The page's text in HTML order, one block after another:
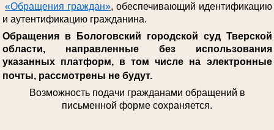
«Обращения граждан», обеспечивающий идентификацию
и аутентификацию гражданина.
Обращения в Бологовский городской суд Тверской
области, направленные без использования
указанных платформ, в том числе на электронные
почты, рассмотрены не будут.
Возможность подачи гражданами обращений в
письменной форме сохраняется.